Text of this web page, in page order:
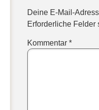
Deine E-Mail-
Erforderliche Felder
Kommentar *